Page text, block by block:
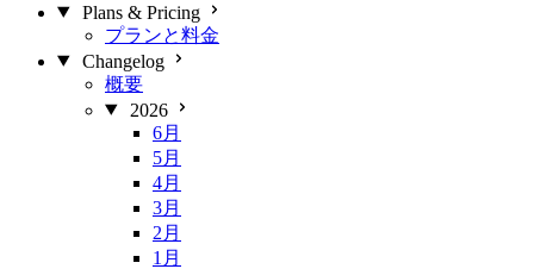
Plans & Pricing
プランと料金
Changelog
概要
2026
6月
5月
4月
3月
2月
1月